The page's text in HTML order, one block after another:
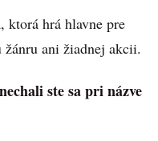
ktorá hrá hlavne pre
žánru ani žiadnej akcii.
ste sa pri názve